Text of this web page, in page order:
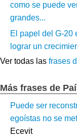
como se puede
grandes...
El papel del G-20
lograr un
Ver todas las frases
Más frases de
Puede ser
egoístas no se
Ecevit